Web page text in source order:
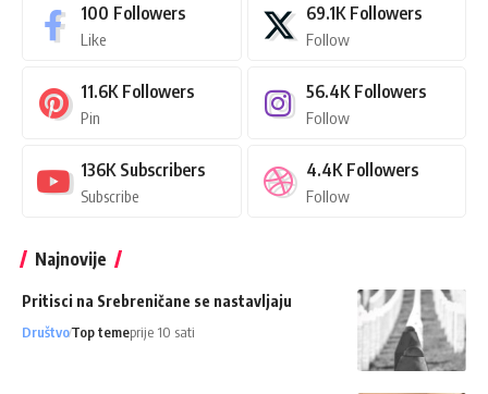
100 Followers
Like
69.1K Followers
Follow
11.6K Followers
Pin
56.4K Followers
Follow
136K Subscribers
Subscribe
4.4K Followers
Follow
Najnovije
Pritisci na Srebreničane se nastavljaju
DruštvoTop temeprije 10 sati